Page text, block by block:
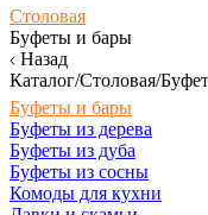
Столовая
Буфеты и бары
Назад
Каталог/Столовая/
Буфеты и бары
Буфеты из дерева
Буфеты из дуба
Буфеты из сосны
Комоды для кухни